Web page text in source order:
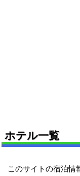
ホテル一覧
このサイトの宿泊情